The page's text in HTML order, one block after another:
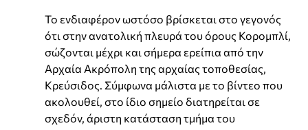
Το ενδιαφέρον ωστόσο βρίσκεται στο γεγονός
ότι στην ανατολική πλευρά του όρους Κορομπλί,
σώζονται μέχρι και σήμερα ερείπια από την
Αρχαία Ακρόπολη της αρχαίας τοποθεσίας,
Κρεύσιδος. Σύμφωνα μάλιστα με το βίντεο που
ακολουθεί, στο ίδιο σημείο διατηρείται σε
σχεδόν, άριστη κατάσταση τμήμα του